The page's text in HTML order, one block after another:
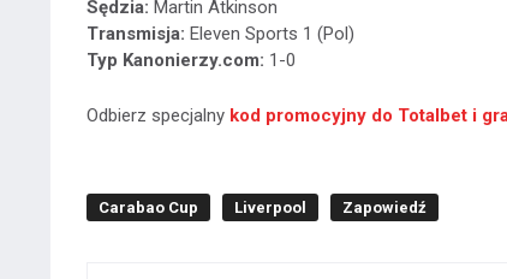
Sędzia: Martin Atkinson
Transmisja: Eleven Sports 1 (Pol)
Typ Kanonierzy.com: 1-0
Odbierz specjalny kod promocyjny do Totalbet i
Carabao Cup Liverpool Zapowiedź